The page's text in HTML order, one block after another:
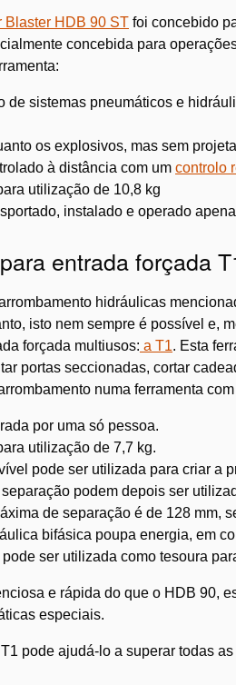
Blaster HDB 90 ST foi concebido
concebida para
de sistemas pneumáticos e
os explosivos, mas sem
à distância com um controlo
utilização de 10,8 kg
instalado e operado
entrada forçada
hidráulicas
isto nem sempre é possível e,
forçada multiusos: a T1. Esta
portas seccionadas, cortar
numa ferramenta
por uma só pessoa.
utilização de 7,7 kg.
pode ser utilizada para criar a
podem depois ser
de separação é de 128 mm,
bifásica poupa energia, em
ser utilizada como tesoura
e rápida do que o HDB 90,
especiais.
pode ajudá-lo a superar todas